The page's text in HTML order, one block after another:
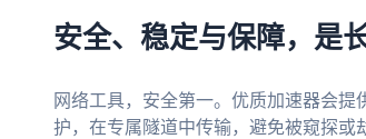
安全、稳定与保障，是
网络工具，安全第一。优质加速器会
护，在专属隧道中传输，避免被窥探或